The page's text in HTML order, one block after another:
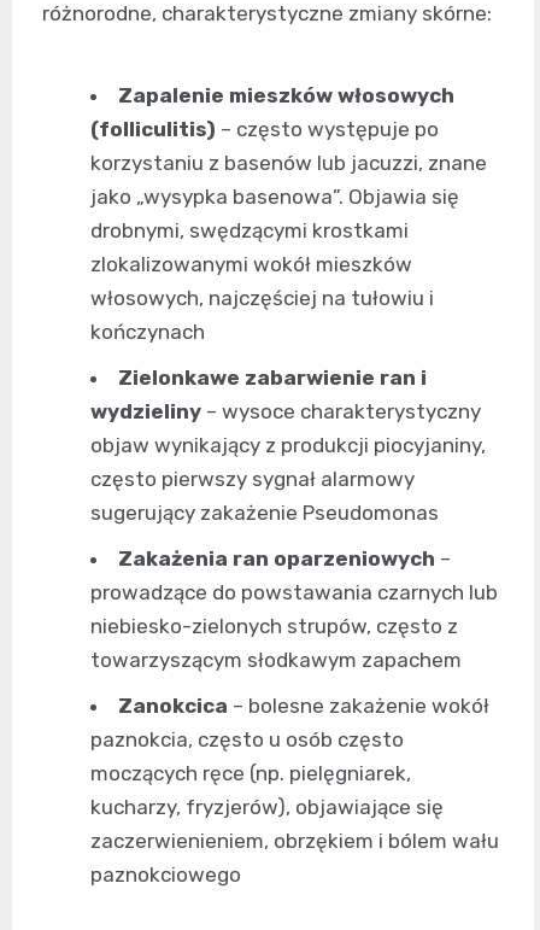
różnorodne, charakterystyczne zmiany skórne:
Zapalenie mieszków włosowych
(folliculitis) – często występuje po
korzystaniu z basenów lub jacuzzi, znane
jako „wysypka basenowa”. Objawia się
drobnymi, swędzącymi krostkami
zlokalizowanymi wokół mieszków
włosowych, najczęściej na tułowiu i
kończynach
Zielonkawe zabarwienie ran i
wydzieliny – wysoce charakterystyczny
objaw wynikający z produkcji piocyjaniny,
często pierwszy sygnał alarmowy
sugerujący zakażenie Pseudomonas
Zakażenia ran oparzeniowych –
prowadzące do powstawania czarnych lub
niebiesko-zielonych strupów, często z
towarzyszącym słodkawym zapachem
Zanokcica – bolesne zakażenie wokół
paznokcia, często u osób często
moczących ręce (np. pielęgniarek,
kucharzy, fryzjerów), objawiające się
zaczerwienieniem, obrzękiem i bólem wału
paznokciowego